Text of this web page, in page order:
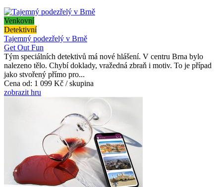
Venkovní
Detektivní
Tajemný podezřelý v Brně
Get Out Fun
Tým speciálních detektivů má nové hlášení. V centru Brna bylo
nalezeno tělo. Chybí doklady, vražedná zbraň i motiv. To je případ
jako stvořený přímo pro...
Cena od: 1 099 Kč / skupina
zobrazit hru